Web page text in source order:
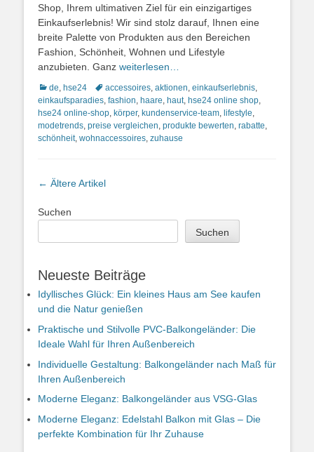
Shop, Ihrem ultimativen Ziel für ein einzigartiges
Einkaufserlebnis! Wir sind stolz darauf, Ihnen eine
breite Palette von Produkten aus den Bereichen
Fashion, Schönheit, Wohnen und Lifestyle
anzubieten. Ganz weiterlesen…
Kategorien
de, hse24 Schlagworte
accessoires, aktionen, einkaufserlebnis,
einkaufsparadies, fashion, haare, haut, hse24 online shop,
hse24 online-shop, körper, kundenservice-team, lifestyle,
modetrends, preise vergleichen, produkte bewerten, rabatte,
schönheit, wohnaccessoires, zuhause
Artikel-
← Ältere Artikel
Suchen
Suchen
Neueste Beiträge
Idyllisches Glück: Ein kleines Haus am See kaufen
und die Natur genießen
Praktische und Stilvolle PVC-Balkongeländer: Die
Ideale Wahl für Ihren Außenbereich
Individuelle Gestaltung: Balkongeländer nach Maß für
Ihren Außenbereich
Moderne Eleganz: Balkongeländer aus VSG-Glas
Moderne Eleganz: Edelstahl Balkon mit Glas – Die
perfekte Kombination für Ihr Zuhause